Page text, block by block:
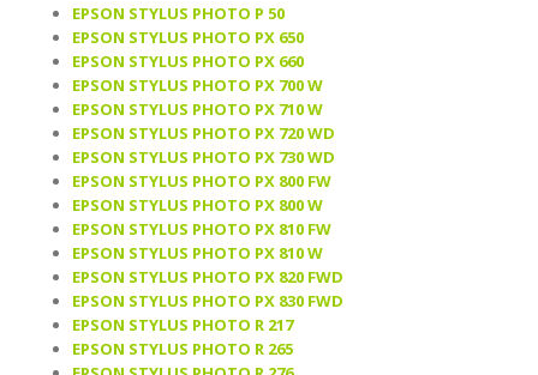
EPSON STYLUS PHOTO P 50
EPSON STYLUS PHOTO PX 650
EPSON STYLUS PHOTO PX 660
EPSON STYLUS PHOTO PX 700 W
EPSON STYLUS PHOTO PX 710 W
EPSON STYLUS PHOTO PX 720 WD
EPSON STYLUS PHOTO PX 730 WD
EPSON STYLUS PHOTO PX 800 FW
EPSON STYLUS PHOTO PX 800 W
EPSON STYLUS PHOTO PX 810 FW
EPSON STYLUS PHOTO PX 810 W
EPSON STYLUS PHOTO PX 820 FWD
EPSON STYLUS PHOTO PX 830 FWD
EPSON STYLUS PHOTO R 217
EPSON STYLUS PHOTO R 265